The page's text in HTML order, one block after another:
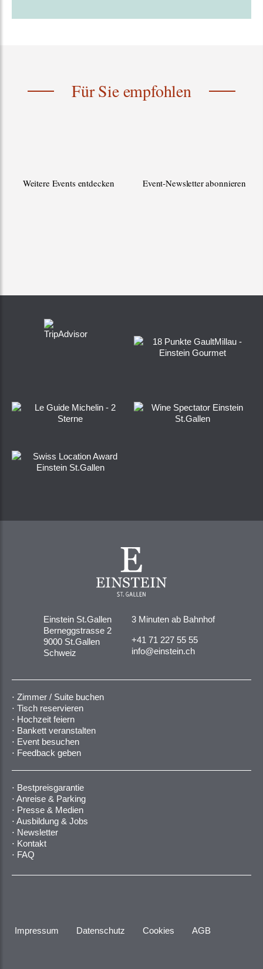
Für Sie empfohlen
Weitere Events entdecken Event-Newsletter abonnieren
Einstein St.Gallen
Berneggstrasse 2
9000 St.Gallen
Schweiz
3 Minuten ab Bahnhof
+41 71 227 55 55
info@einstein.ch
Zimmer / Suite buchen
Tisch reservieren
Hochzeit feiern
Bankett veranstalten
Event besuchen
Feedback geben
Bestpreisgarantie
Anreise & Parking
Presse & Medien
Ausbildung & Jobs
Newsletter
Kontakt
FAQ
Impressum Datenschutz Cookies AGB